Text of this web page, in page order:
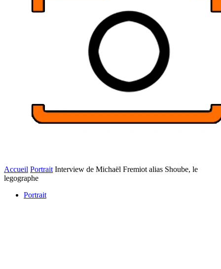
Accueil Portrait Interview de Michaël Fremiot alias Shoube, le
legographe
Portrait